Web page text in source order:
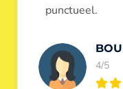
ontstoppers
Eric
5/5